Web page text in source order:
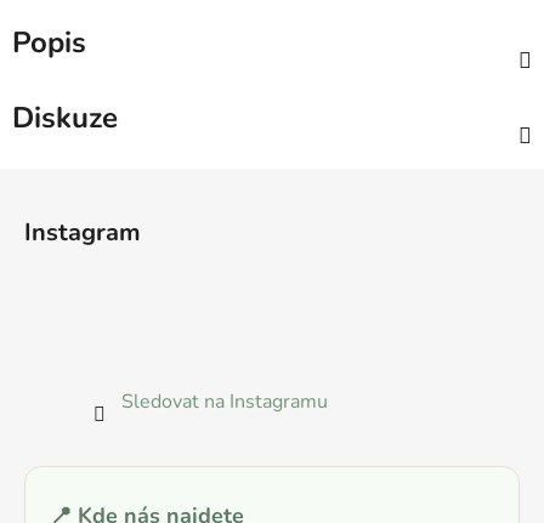
Popis
Diskuze
Instagram
Sledovat na Instagramu
📍 Kde nás najdete